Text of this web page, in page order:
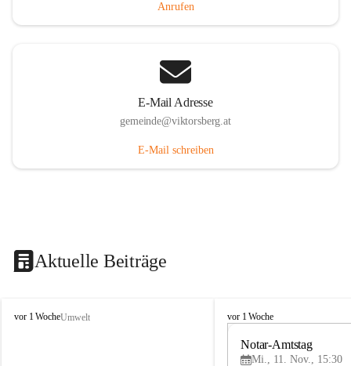
Anrufen
E-Mail Adresse
gemeinde@viktorsberg.at
E-Mail schreiben
Aktuelle Beiträge
V
vor 1 WocheUmwelt
V
vor 1 Woche
Notar-Amtstag
Mi., 11. Nov., 15:30